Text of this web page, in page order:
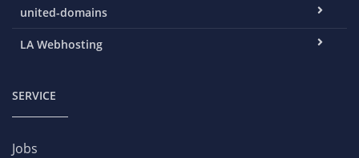
united-domains
LA Webhosting
SERVICE
Jobs